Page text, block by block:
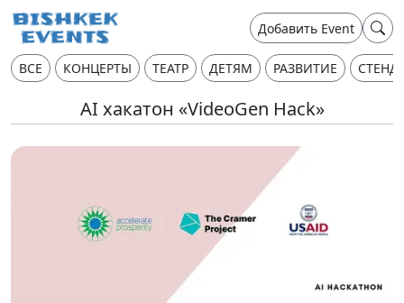
Добавить Event
ВСЕ КОНЦЕРТЫ ТЕАТР ДЕТЯМ РАЗВИТИЕ
AI хакатон «VideoGen Hack»